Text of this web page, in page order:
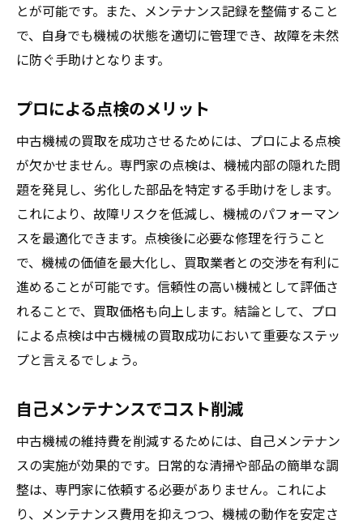
とが可能です。また、メンテナンス記録を整備すること
で、自身でも機械の状態を適切に管理でき、故障を未然
に防ぐ手助けとなります。
プロによる点検のメリット
中古機械の買取を成功させるためには、プロによる点検
が欠かせません。専門家の点検は、機械内部の隠れた問
題を発見し、劣化した部品を特定する手助けをします。
これにより、故障リスクを低減し、機械のパフォーマン
スを最適化できます。点検後に必要な修理を行うこと
で、機械の価値を最大化し、買取業者との交渉を有利に
進めることが可能です。信頼性の高い機械として評価さ
れることで、買取価格も向上します。結論として、プロ
による点検は中古機械の買取成功において重要なステッ
プと言えるでしょう。
自己メンテナンスでコスト削減
中古機械の維持費を削減するためには、自己メンテナン
スの実施が効果的です。日常的な清掃や部品の簡単な調
整は、専門家に依頼する必要がありません。これによ
り、メンテナンス費用を抑えつつ、機械の動作を安定さ